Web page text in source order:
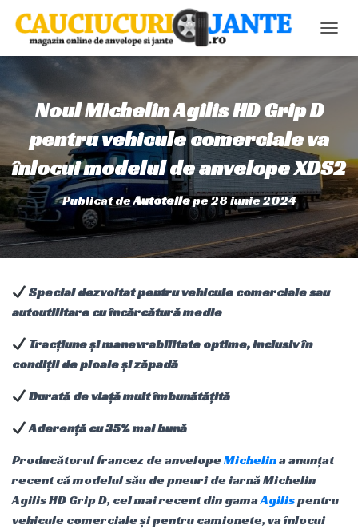
O
A
V
I
G
A
R
A
Noul Michelin Agilis HD Grip D
pentru vehicule comerciale va
înlocui modelul de anvelope XDS2
Publicat deAutoteilepe28 iunie 2024
Special dezvoltat pentru vehicule comerciale sau
autoutilitare cu încărcătură medie
Tracțiune și manevrabilitate optime, inclusiv în
condiții de ploaie și zăpadă
Durată de viață mult îmbunătățită
Aderență cu 35% mai bună
Producătorul francez de anvelopeMichelina anunțat
recent că modelul său de pneuri de iarnă Michelin
Agilis HD Grip D, cel mai recent din gamaAgilispentru
vehicule comerciale și pentru camionete, va înlocui